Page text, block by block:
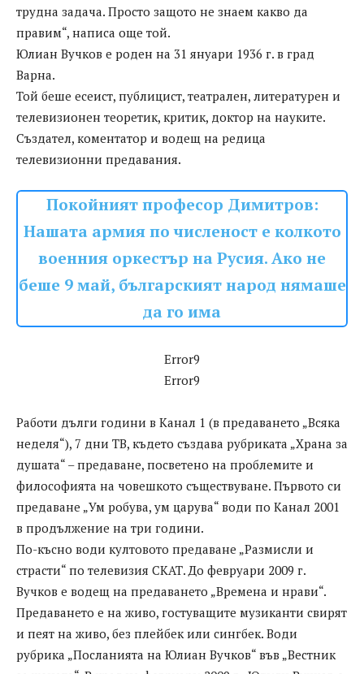
трудна задача. Просто защото не знаем какво да
правим“, написа още той.
Юлиан Вучков е роден на 31 януари 1936 г. в град
Варна.
Той беше есеист, публицист, театрален, литературен и
телевизионен теоретик, критик, доктор на науките.
Създател, коментатор и водещ на редица
телевизионни предавания.
Покойният професор Димитров:
Нашата армия по численост е колкото
военния оркестър на Русия. Ако не
беше 9 май, българският народ нямаше
да го има
Error9
Error9
Работи дълги години в Канал 1 (в предаването „Всяка
неделя“), 7 дни ТВ, където създава рубриката „Храна за
душата“ – предаване, посветено на проблемите и
философията на човешкото съществуване. Първото си
предаване „Ум робува, ум царува“ води по Канал 2001
в продължение на три години.
По-късно води култовото предаване „Размисли и
страсти“ по телевизия СКАТ. До февруари 2009 г.
Вучков е водещ на предаването „Времена и нрави“.
Предаването е на живо, гостуващите музиканти свирят
и пеят на живо, без плейбек или сингбек. Води
рубрика „Посланията на Юлиан Вучков“ във „Вестник